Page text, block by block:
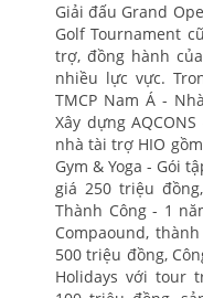
Giải đấu Grand
Golf Tournament
trợ, đồng hành
nhiều lực vực.
TMCP Nam Á -
Xây dựng
nhà tài trợ HIO
Gym & Yoga - Gói
giá 250 triệu
Thành Công - 1
Compaound,
500 triệu đồng,
Holidays với tour